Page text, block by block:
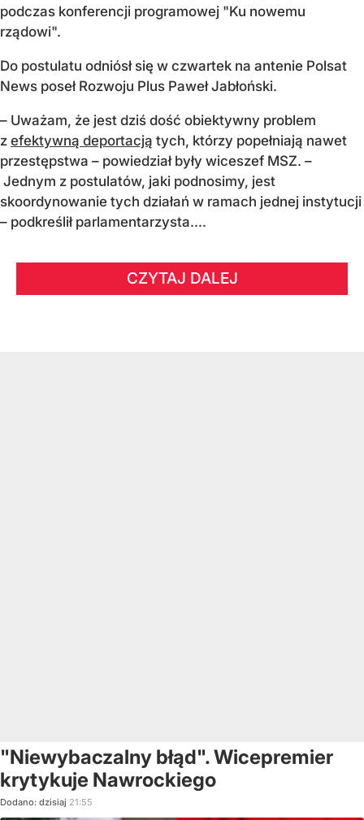
podczas konferencji programowej "Ku nowemu
rządowi".
Do postulatu odniósł się w czwartek na antenie Polsat
News poseł Rozwoju Plus Paweł Jabłoński.
– Uważam, że jest dziś dość obiektywny problem
z efektywną deportacją tych, którzy popełniają nawet
przestępstwa – powiedział były wiceszef MSZ. –
Jednym z postulatów, jaki podnosimy, jest
skoordynowanie tych działań w ramach jednej instytucji
– podkreślił parlamentarzysta....
CZYTAJ DALEJ
"Niewybaczalny błąd". Wicepremier
krytykuje Nawrockiego
Dodano: dzisiaj 21:55